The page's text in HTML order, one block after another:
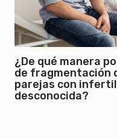
¿De qué manera
de fragmentación
parejas con
desconocida?